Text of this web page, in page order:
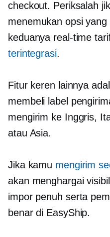
checkout. Periksalah
menemukan opsi
keduanya real-time
terintegrasi.
Fitur keren lainnya
membeli label
mengirim ke Inggris,
atau Asia.
Jika kamu mengirim
akan menghargai
impor penuh serta
benar di EasyShip.